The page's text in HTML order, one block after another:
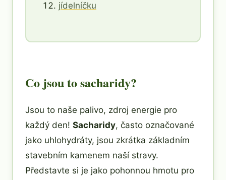
jídelníčku
Co jsou to sacharidy?
Jsou to naše palivo, zdroj energie pro
každý den! Sacharidy, často označované
jako uhlohydráty, jsou zkrátka základním
stavebním kamenem naší stravy.
Představte si je jako pohonnou hmotu pro